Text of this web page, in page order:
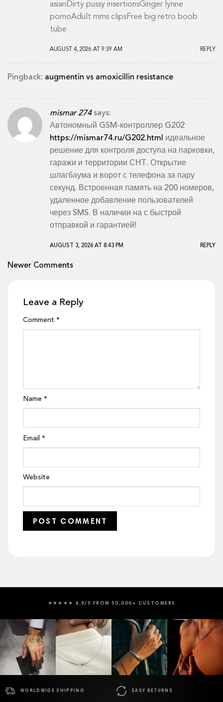
asianDirty pussy insertionsGinger lynne
pornoAdult mms clipsFree big retro boob
tube
AUGUST 4, 2026 AT 9:39 AM REPLY
Pingback: augmentin vs amoxicillin resistance
mismar 274 says:
Автономный GSM-контроллер G202
https://mismar74.ru/G202.html
идеальное
решение для контроля доступа на парковки,
гаражи и территории СНТ. Открытие
шлагбаума и ворот с телефона за пару
секунд. Встроенная память на 200 номеров,
удаленное добавление пользователей
через SMS. В наличии на с быстрой
отправкой и гарантией!
AUGUST 3, 2026 AT 8:43 PM REPLY
Comment
Newer Comments
Leave a Reply
Comment *
Name *
Email *
Website
★★★★★ 4.9/5 FROM 50,000+ CUSTOMERS
WORLDWIDE SHIPPING EASY RETURNS